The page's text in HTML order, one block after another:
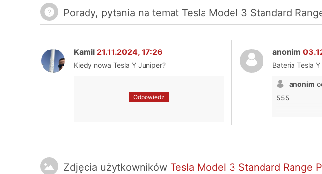
-
-
Porady, pytania na temat Tesla Model 3 Standard
Kamil 21.11.2024, 17:26
Kiedy nowa Tesla Y Juniper?
Odpowiedz
anonim
Bateria Tesla
anonim
555
Zdjęcia użytkowników Tesla Model 3 Standard Range